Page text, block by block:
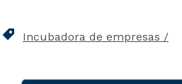
Incubadora de empresas